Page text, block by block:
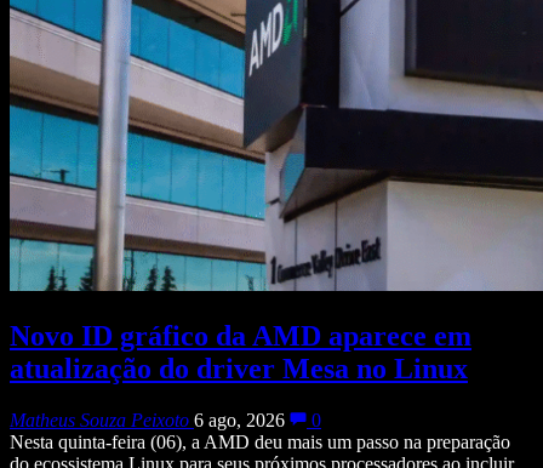
Novo ID gráfico da AMD aparece em
atualização do driver Mesa no Linux
Matheus Souza Peixoto 6 ago, 2026
0
Nesta quinta-feira (06), a AMD deu mais um passo na preparação
do ecossistema Linux para seus próximos processadores ao incluir